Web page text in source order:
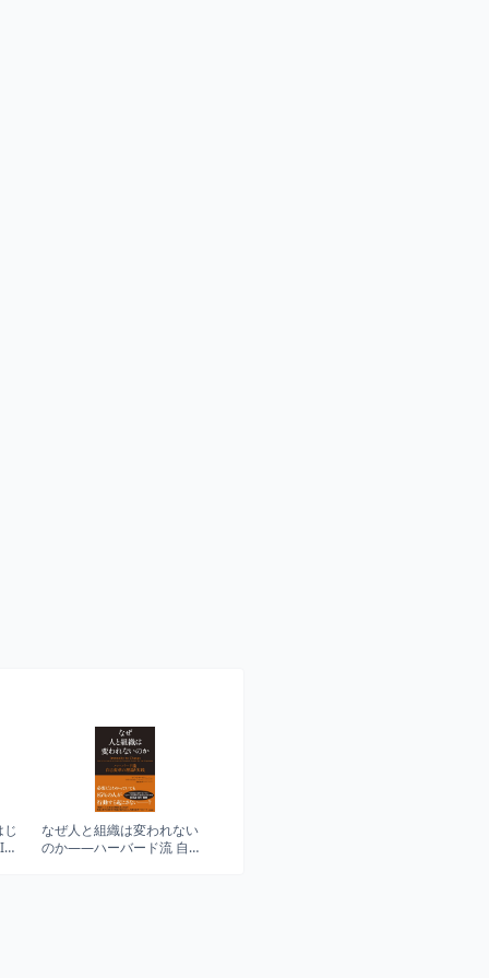
なぜ人と組織は変われない
のか――ハーバード流 自己